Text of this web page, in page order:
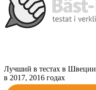
Лучший в тестах в Швеции
в 2017, 2016 годах